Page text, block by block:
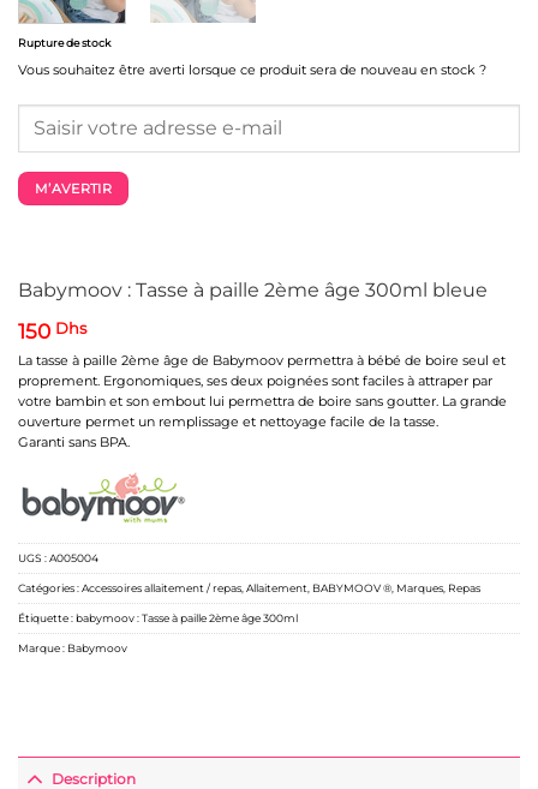
Babymoov : Tasse à paille 2ème âge 300ml bleue
150 Dhs
La tasse à paille 2ème âge de Babymoov permettra à bébé de boire seul et
proprement. Ergonomiques, ses deux poignées sont faciles à attraper par
votre bambin et son embout lui permettra de boire sans goutter. La grande
ouverture permet un remplissage et nettoyage facile de la tasse.
Garanti sans BPA.
Rupture de stock
Vous souhaitez être averti lorsque ce produit sera de nouveau en stock ?
M’AVERTIR
UGS :A005004
Catégories :Accessoires allaitement / repas Allaitement BABYMOOV ® Marques Repas
Étiquette :babymoov : Tasse à paille 2ème âge 300ml
Marque : Babymoov
Description